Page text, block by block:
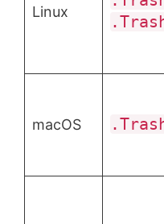
Linux
macOS